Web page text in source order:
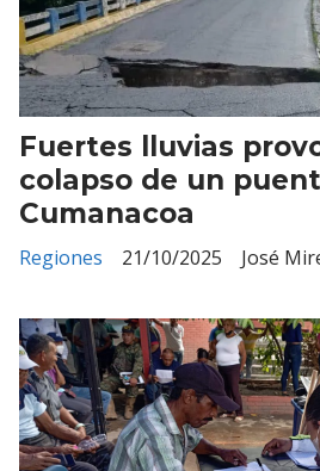
Fuertes lluvias
colapso de un
Cumanacoa
José
Regiones 21/10/2025